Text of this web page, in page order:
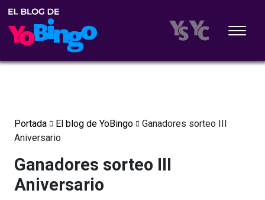
Portada El blog de YoBingo
Ganadores sorteo III
Aniversario
Ganadores sorteo III
Aniversario